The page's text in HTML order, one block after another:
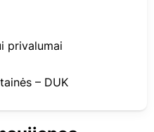
privalumai
– DUK